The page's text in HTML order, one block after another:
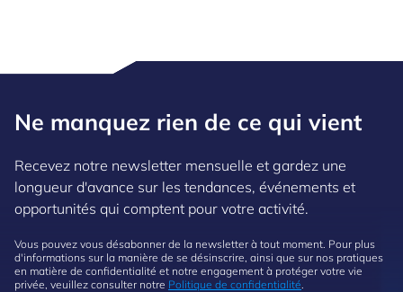
Ne manquez rien de ce qui vient
Recevez notre newsletter mensuelle et gardez une
longueur d'avance sur les tendances, événements et
opportunités qui comptent pour votre activité.
Vous pouvez vous désabonner de la newsletter à tout moment. Pour plus
d'informations sur la manière de se désinscrire, ainsi que sur nos pratiques
en matière de confidentialité et notre engagement à protéger votre vie
privée, veuillez consulter notre Politique de confidentialité